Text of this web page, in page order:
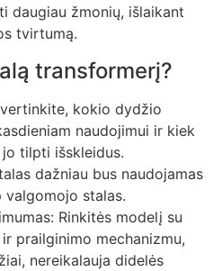
daugiau žmonių, išlaikant
tvirtumą.
transformerį?
kokio dydžio
naudojimui ir kiek
tilpti išskleidus.
dažniau bus naudojamas
valgomojo stalas.
Rinkitės modelį su
prailginimo mechanizmu,
nereikalauja didelės